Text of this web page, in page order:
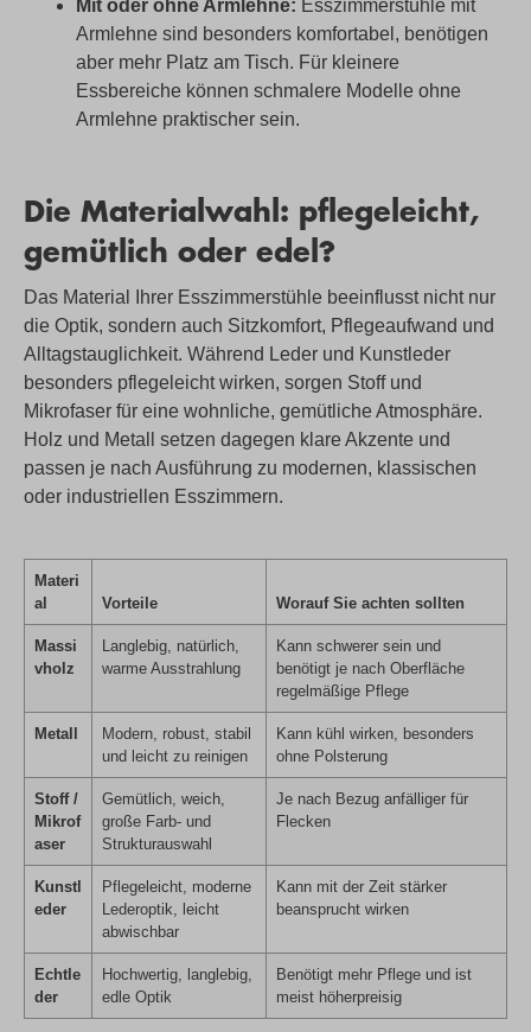
Mit oder ohne Armlehne: Esszimmerstühle mit
Armlehne sind besonders komfortabel, benötigen
aber mehr Platz am Tisch. Für kleinere
Essbereiche können schmalere Modelle ohne
Armlehne praktischer sein.
Die Materialwahl: pflegeleicht,
gemütlich oder edel?
Das Material Ihrer Esszimmerstühle beeinflusst nicht nur
die Optik, sondern auch Sitzkomfort, Pflegeaufwand und
Alltagstauglichkeit. Während Leder und Kunstleder
besonders pflegeleicht wirken, sorgen Stoff und
Mikrofaser für eine wohnliche, gemütliche Atmosphäre.
Holz und Metall setzen dagegen klare Akzente und
passen je nach Ausführung zu modernen, klassischen
oder industriellen Esszimmern.
Materi
al
Vorteile Worauf Sie achten sollten
Massi
vholz
Langlebig, natürlich,
warme Ausstrahlung
Kann schwerer sein und
benötigt je nach Oberfläche
regelmäßige Pflege
Metall
Modern, robust, stabil
und leicht zu reinigen
Kann kühl wirken, besonders
ohne Polsterung
Stoff /
Mikrof
aser
Gemütlich, weich,
große Farb- und
Strukturauswahl
Je nach Bezug anfälliger für
Flecken
Kunstl
eder
Pflegeleicht, moderne
Lederoptik, leicht
abwischbar
Kann mit der Zeit stärker
beansprucht wirken
Echtle
der
Hochwertig, langlebig,
edle Optik
Benötigt mehr Pflege und ist
meist höherpreisig